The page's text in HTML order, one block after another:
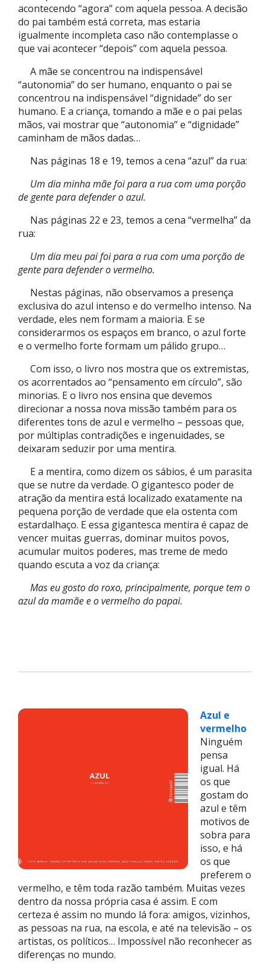
acontecendo “agora” com aquela pessoa. A decisão
do pai também está correta, mas estaria
igualmente incompleta caso não contemplasse o
que vai acontecer “depois” com aquela pessoa.
A mãe se concentrou na indispensável
“autonomia” do ser humano, enquanto o pai se
concentrou na indispensável “dignidade” do ser
humano. E a criança, tomando a mãe e o pai pelas
mãos, vai mostrar que “autonomia” e “dignidade”
caminham de mãos dadas…
Nas páginas 18 e 19, temos a cena “azul” da rua:
Um dia minha mãe foi para a rua com uma porção
de gente para defender o azul.
Nas páginas 22 e 23, temos a cena “vermelha” da
rua:
Um dia meu pai foi para a rua com uma porção de
gente para defender o vermelho.
Nestas páginas, não observamos a presença
exclusiva do azul intenso e do vermelho intenso. Na
verdade, eles nem formam a maioria. E se
considerarmos os espaços em branco, o azul forte
e o vermelho forte formam um pálido grupo…
Com isso, o livro nos mostra que os extremistas,
os acorrentados ao “pensamento em círculo”, são
minorias. E o livro nos ensina que devemos
direcionar a nossa nova missão também para os
diferentes tons de azul e vermelho – pessoas que,
por múltiplas contradições e ingenuidades, se
deixaram seduzir por uma mentira.
E a mentira, como dizem os sábios, é um parasita
que se nutre da verdade. O gigantesco poder de
atração da mentira está localizado exatamente na
pequena porção de verdade que ela ostenta com
estardalhaço. E essa gigantesca mentira é capaz de
vencer muitas guerras, dominar muitos povos,
acumular muitos poderes, mas treme de medo
quando escuta a voz da criança:
Mas eu gosto do roxo, principalmente, porque tem o
azul da mamãe e o vermelho do papai.
Azul e
vermelho
Ninguém
pensa
igual. Há
os que
gostam do
azul e têm
motivos de
sobra para
isso, e há
os que
preferem o
vermelho, e têm toda razão também. Muitas vezes
dentro da nossa própria casa é assim. E com
certeza é assim no mundo lá fora: amigos, vizinhos,
as pessoas na rua, na escola, e até na televisão – os
artistas, os políticos… Impossível não reconhecer as
diferenças no mundo.